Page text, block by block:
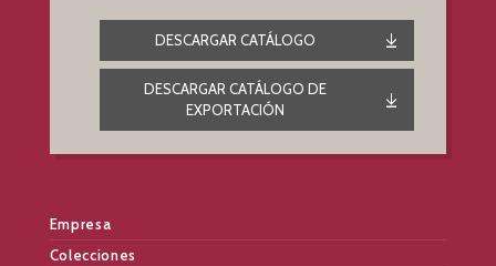
DESCARGAR CATÁLOGO
DESCARGAR CATÁLOGO DE
EXPORTACIÓN
Empresa
Colecciones